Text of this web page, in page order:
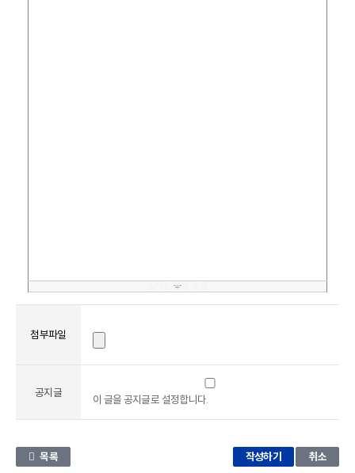
입력창 크기 조절
첨부파일
공지글
이 글을 공지글로 설정합니다.
목록 취소